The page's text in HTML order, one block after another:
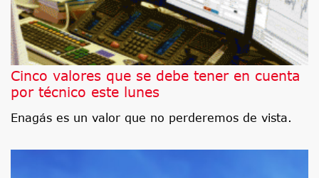
Cinco valores que se debe tener en cuenta
por técnico este lunes
Enagás es un valor que no perderemos de vista.